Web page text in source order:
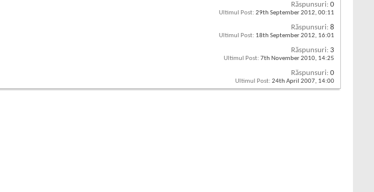
Răspunsuri: 0
Ultimul Post: 29th September 2012, 00:11
Răspunsuri: 8
Ultimul Post: 18th September 2012, 16:01
Răspunsuri: 3
Ultimul Post: 7th November 2010, 14:25
Răspunsuri: 0
Ultimul Post: 24th April 2007, 14:00